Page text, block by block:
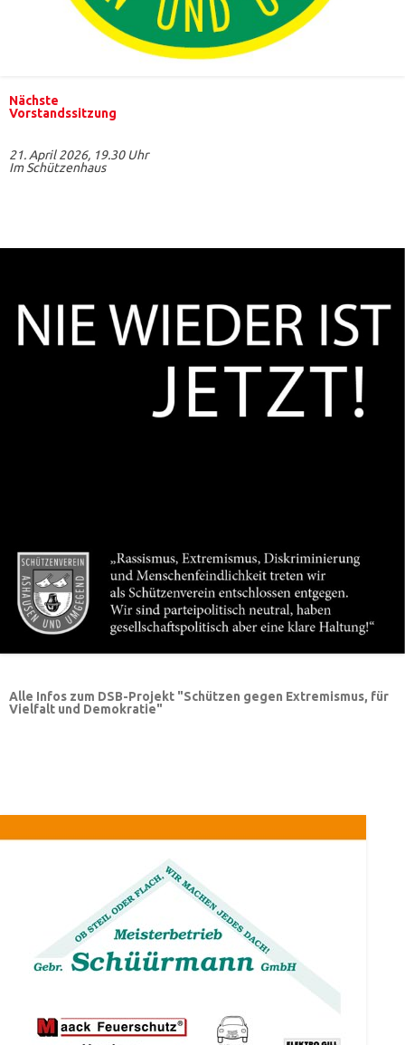
Nächste
Vorstandssitzung
21. April 2026, 19.30 Uhr
Im Schützenhaus
Alle Infos zum DSB-Projekt "Schützen gegen Extremismus, für
Vielfalt und Demokratie"